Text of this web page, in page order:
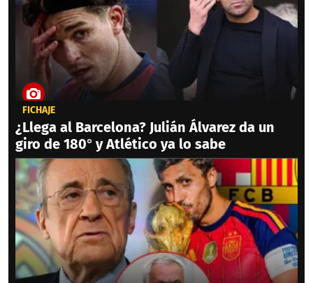
FICHAJE
¿Llega al Barcelona? Julián Álvarez da un
giro de 180° y Atlético ya lo sabe